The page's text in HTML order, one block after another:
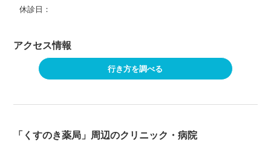
休診日：
アクセス情報
行き方を調べる
「くすのき薬局」周辺のクリニック・病院